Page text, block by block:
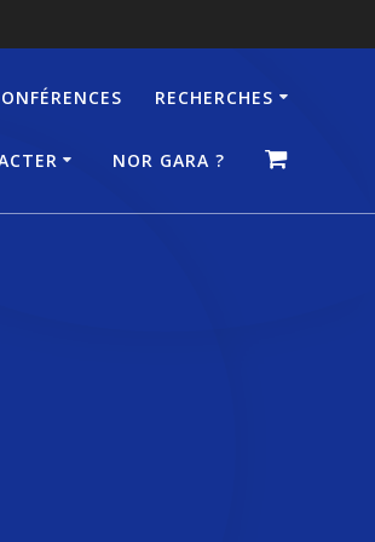
RECHERCHES
NOR GARA ?